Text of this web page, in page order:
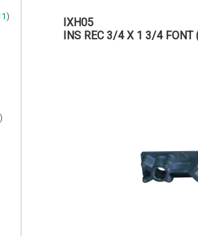
)
IXH05
INS REC 3/4 X 1 3/4 FONT